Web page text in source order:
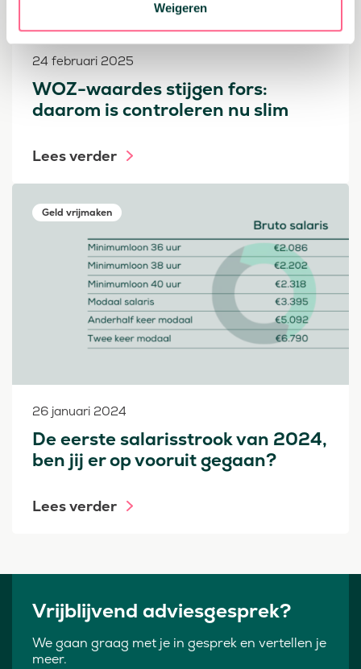
Weigeren
24 februari 2025
WOZ-waardes stijgen fors:
daarom is controleren nu slim
Lees verder
Geld vrijmaken
26 januari 2024
De eerste salarisstrook van 2024,
ben jij er op vooruit gegaan?
Lees verder
Vrijblijvend adviesgesprek?
We gaan graag met je in gesprek en vertellen je
meer.